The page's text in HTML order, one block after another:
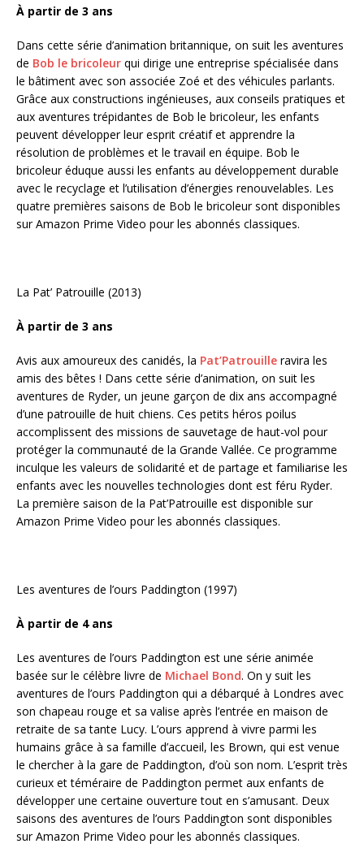
À partir de 3 ans
Dans cette série d’animation britannique, on suit les aventures
de Bob le bricoleur qui dirige une entreprise spécialisée dans
le bâtiment avec son associée Zoé et des véhicules parlants.
Grâce aux constructions ingénieuses, aux conseils pratiques et
aux aventures trépidantes de Bob le bricoleur, les enfants
peuvent développer leur esprit créatif et apprendre la
résolution de problèmes et le travail en équipe. Bob le
bricoleur éduque aussi les enfants au développement durable
avec le recyclage et l’utilisation d’énergies renouvelables. Les
quatre premières saisons de Bob le bricoleur sont disponibles
sur Amazon Prime Video pour les abonnés classiques.
La Pat’ Patrouille (2013)
À partir de 3 ans
Avis aux amoureux des canidés, la Pat’Patrouille ravira les
amis des bêtes ! Dans cette série d’animation, on suit les
aventures de Ryder, un jeune garçon de dix ans accompagné
d’une patrouille de huit chiens. Ces petits héros poilus
accomplissent des missions de sauvetage de haut-vol pour
protéger la communauté de la Grande Vallée. Ce programme
inculque les valeurs de solidarité et de partage et familiarise les
enfants avec les nouvelles technologies dont est féru Ryder.
La première saison de la Pat’Patrouille est disponible sur
Amazon Prime Video pour les abonnés classiques.
Les aventures de l’ours Paddington (1997)
À partir de 4 ans
Les aventures de l’ours Paddington est une série animée
basée sur le célèbre livre de Michael Bond. On y suit les
aventures de l’ours Paddington qui a débarqué à Londres avec
son chapeau rouge et sa valise après l’entrée en maison de
retraite de sa tante Lucy. L’ours apprend à vivre parmi les
humains grâce à sa famille d’accueil, les Brown, qui est venue
le chercher à la gare de Paddington, d’où son nom. L’esprit très
curieux et téméraire de Paddington permet aux enfants de
développer une certaine ouverture tout en s’amusant. Deux
saisons des aventures de l’ours Paddington sont disponibles
sur Amazon Prime Video pour les abonnés classiques.